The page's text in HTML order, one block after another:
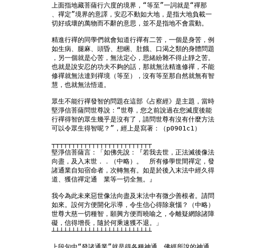
上面指地藏菩薩行六度的境界，“等至”一詞就是“禪那
、禪定”境界的意譯，安忍不動如大地，是指大地負載一
切好或壞的萬物而不辭的意思，並不是指地不會震動。
精進行禪的同學們就會知道行禪有二苦，一個是身苦，例
如生病、腿麻、頭昏、想睏、肚餓、口渴之類的身體問題
，另一個就是心苦，無法定心，思緒紛雜不得止靜之苦。
也就是說安忍的功夫不夠的話，那就無法精進修禪，不能
修禪就無法達到禪境（等至），沒有等至那自然就無有智
慧，也就無法悟道。
眾生不能行禪發智的問題在這部《占察經》是主題，當時
堅淨信菩薩問世尊說：“世尊，您之前說過在您滅度後能
行禪得智的眾生幾乎是沒有了，請問世尊有沒有什麼方法
可以令眾生得智呢？”，經上是寫著：（p0901c1）
┬┬┬┬┬┬┬┬┬┬┬┬┬┬┬┬┬┬┬┬┬┬┬┬┬
堅淨信菩薩言：「如佛先說：『若我去世，正法滅後像法
向盡，及入末世．．（中略）。　所有修學世間禪定，發
諸通業自知宿命者，次轉無有。如是於後入末法中經久得
道、獲信禪定通　業等一切全無。』
我今為此未來惡世像法向盡及末法中有微少善根者。請問
如來。設何方便開化示導，令生信心得除衰惱？（中略）
世尊大慈一切種智，願興方便而曉喻之，令離疑網除諸障
礙，信得增長，隨於何乘速獲不退。」
┴┴┴┴┴┴┴┴┴┴┴┴┴┴┴┴┴┴┴┴┴┴┴┴┴